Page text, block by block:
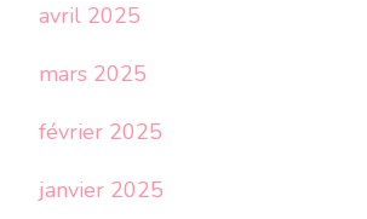
avril 2025
mars 2025
février 2025
janvier 2025